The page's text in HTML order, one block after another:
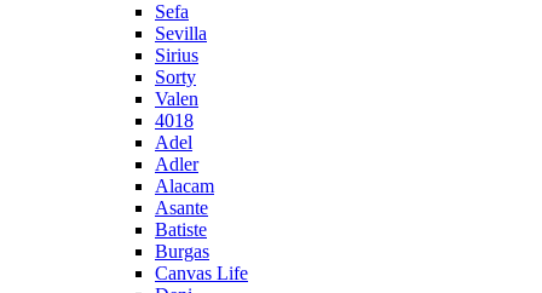
Sefa
Sevilla
Sirius
Sorty
Valen
4018
Adel
Adler
Alacam
Asante
Batiste
Burgas
Canvas Life